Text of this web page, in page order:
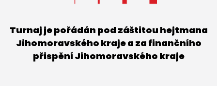
Turnaj je pořádán pod záštitou hejtmana
Jihomoravského kraje a za finančního
přispění Jihomoravského kraje